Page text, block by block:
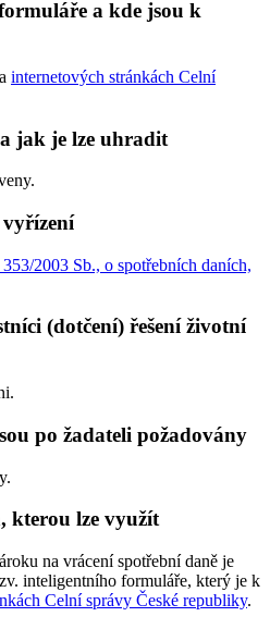
a kde jsou k
internetových stránkách Celní
jak je lze uhradit
2003 Sb., o spotřebních daních,
(dotčení) řešení životní
po žadateli požadovány
kterou lze využít
na vrácení spotřební daně je
inteligentního formuláře, který je k
Celní správy České republiky.